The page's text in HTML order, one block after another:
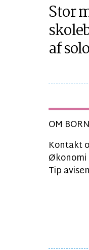
Stor
af
OM
Kontakt
Økonomi
Tip avisen